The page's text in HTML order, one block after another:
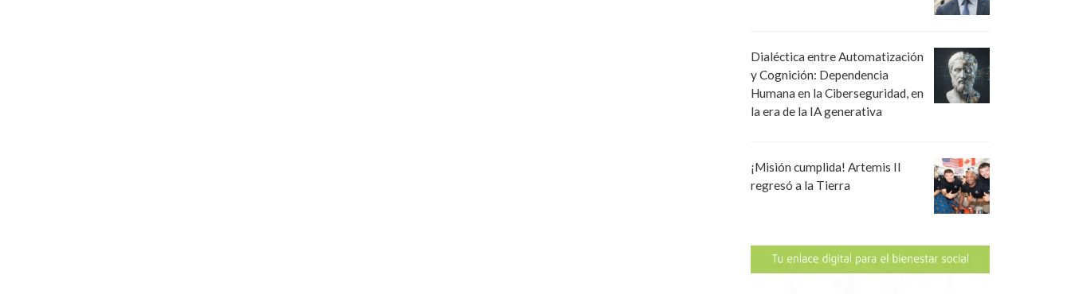
Dialéctica entre Automatización
y Cognición: Dependencia
Humana en la Ciberseguridad, en
la era de la IA generativa
¡Misión cumplida! Artemis II
regresó a la Tierra